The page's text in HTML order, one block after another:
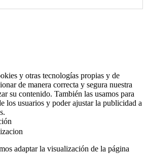
y otras tecnologías propias y de
de manera correcta y segura nuestra
su contenido. También las usamos para
los usuarios y poder ajustar la publicidad a
adaptar la visualización de la página